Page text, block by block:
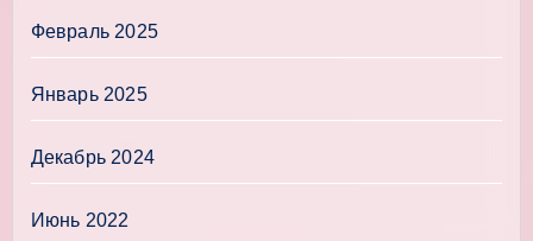
Февраль 2025
Январь 2025
Декабрь 2024
Июнь 2022